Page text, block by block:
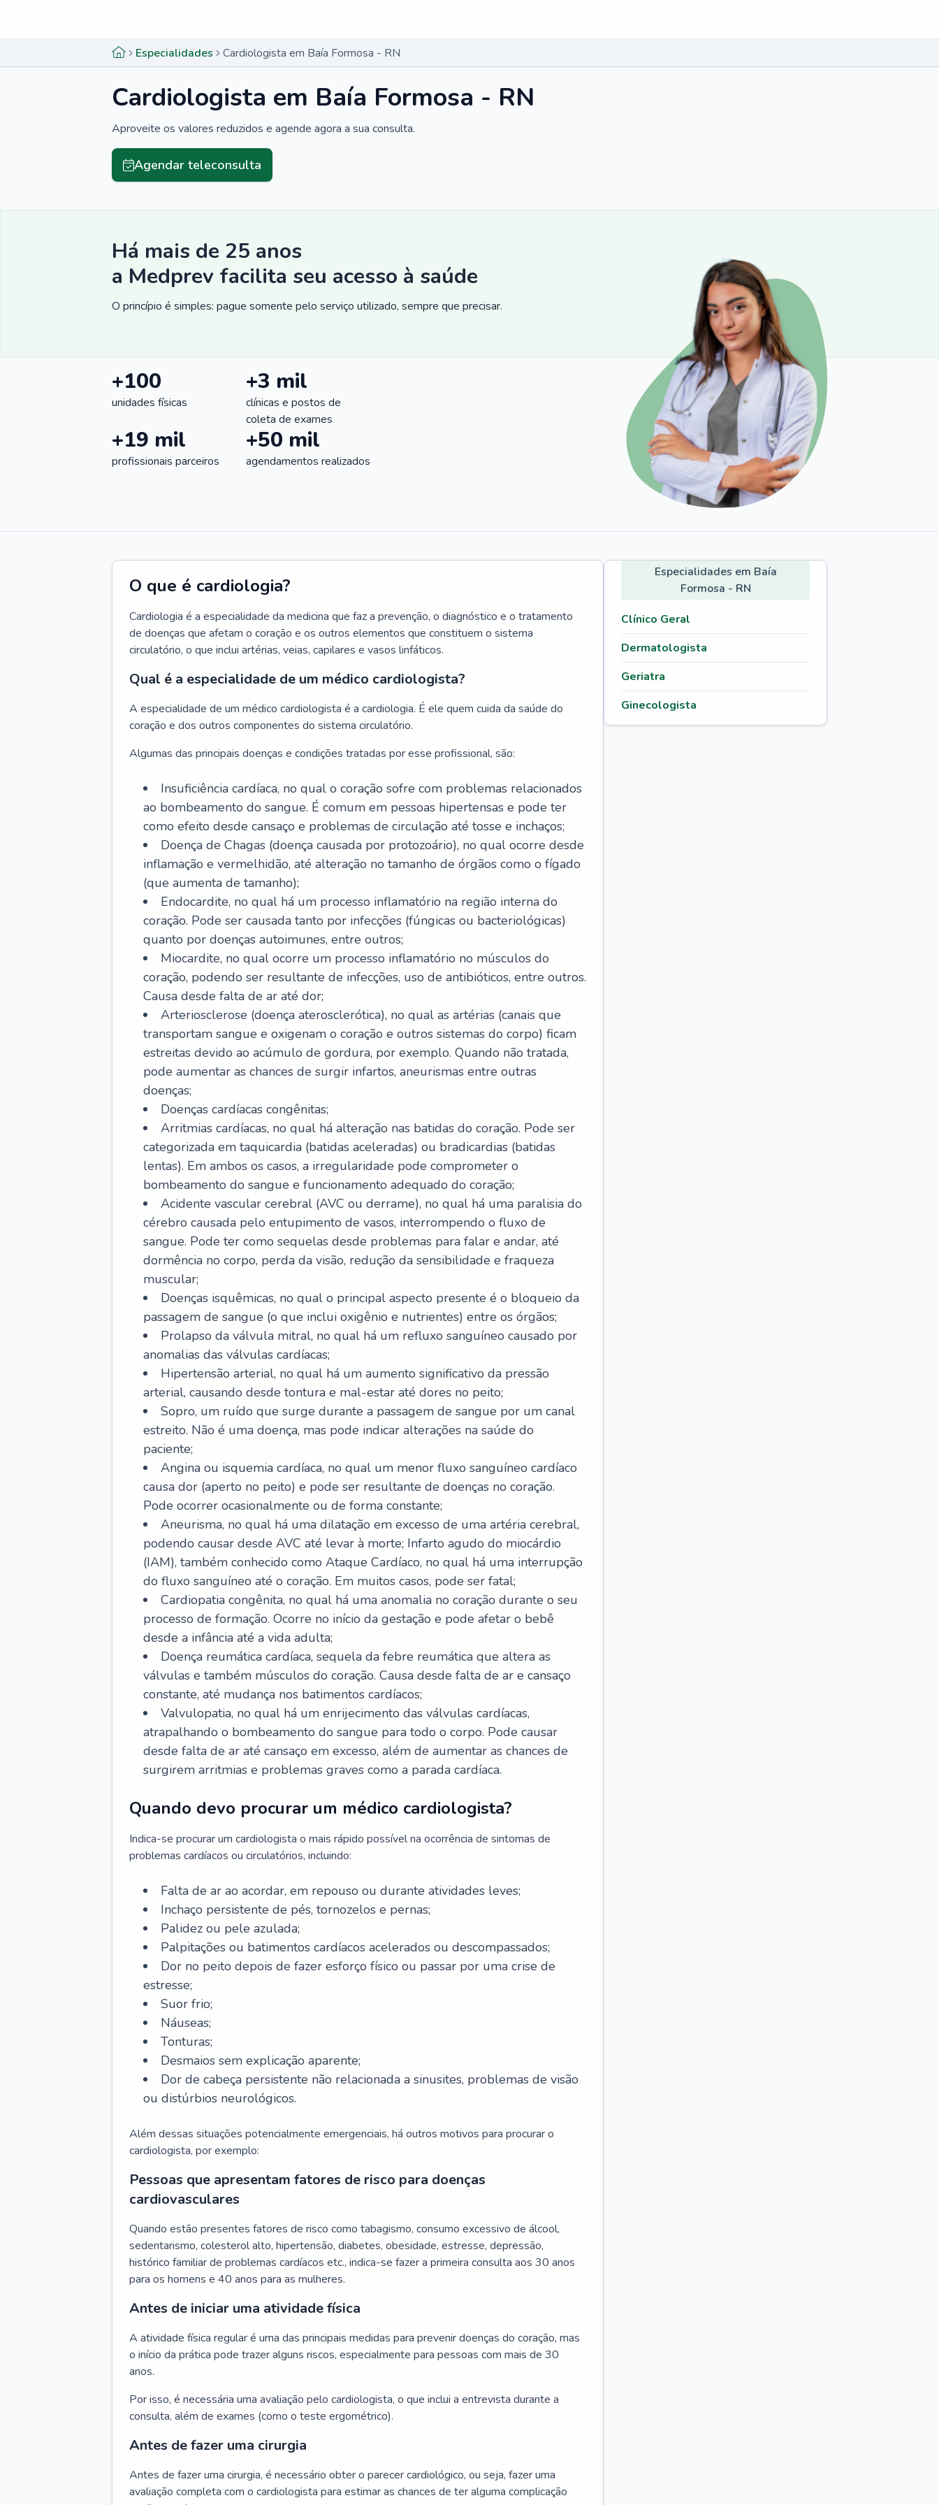
Especialidades Cardiologista em Baía Formosa - RN
Cardiologista em Baía Formosa - RN
Aproveite os valores reduzidos e agende agora a sua consulta.
Agendar teleconsulta
Há mais de 25 anos
a Medprev facilita seu acesso à saúde
O princípio é simples: pague somente pelo serviço utilizado, sempre que precisar.
+100
unidades físicas
+3 mil
clínicas e postos de
coleta de exames
+19 mil
profissionais parceiros
+50 mil
agendamentos realizados
O que é cardiologia?
Cardiologia é a especialidade da medicina que faz a prevenção, o diagnóstico e o tratamento
de doenças que afetam o coração e os outros elementos que constituem o sistema
circulatório, o que inclui artérias, veias, capilares e vasos linfáticos.
Qual é a especialidade de um médico cardiologista?
A especialidade de um médico cardiologista é a cardiologia. É ele quem cuida da saúde do
coração e dos outros componentes do sistema circulatório.
Algumas das principais doenças e condições tratadas por esse profissional, são:
Insuficiência cardíaca, no qual o coração sofre com problemas relacionados
ao bombeamento do sangue. É comum em pessoas hipertensas e pode ter
como efeito desde cansaço e problemas de circulação até tosse e inchaços;
Doença de Chagas (doença causada por protozoário), no qual ocorre desde
inflamação e vermelhidão, até alteração no tamanho de órgãos como o fígado
(que aumenta de tamanho);
Endocardite, no qual há um processo inflamatório na região interna do
coração. Pode ser causada tanto por infecções (fúngicas ou bacteriológicas)
quanto por doenças autoimunes, entre outros;
Miocardite, no qual ocorre um processo inflamatório no músculos do
coração, podendo ser resultante de infecções, uso de antibióticos, entre outros.
Causa desde falta de ar até dor;
Arteriosclerose (doença aterosclerótica), no qual as artérias (canais que
transportam sangue e oxigenam o coração e outros sistemas do corpo) ficam
estreitas devido ao acúmulo de gordura, por exemplo. Quando não tratada,
pode aumentar as chances de surgir infartos, aneurismas entre outras
doenças;
Doenças cardíacas congênitas;
Arritmias cardíacas, no qual há alteração nas batidas do coração. Pode ser
categorizada em taquicardia (batidas aceleradas) ou bradicardias (batidas
lentas). Em ambos os casos, a irregularidade pode comprometer o
bombeamento do sangue e funcionamento adequado do coração;
Acidente vascular cerebral (AVC ou derrame), no qual há uma paralisia do
cérebro causada pelo entupimento de vasos, interrompendo o fluxo de
sangue. Pode ter como sequelas desde problemas para falar e andar, até
dormência no corpo, perda da visão, redução da sensibilidade e fraqueza
muscular;
Doenças isquêmicas, no qual o principal aspecto presente é o bloqueio da
passagem de sangue (o que inclui oxigênio e nutrientes) entre os órgãos;
Prolapso da válvula mitral, no qual há um refluxo sanguíneo causado por
anomalias das válvulas cardíacas;
Hipertensão arterial, no qual há um aumento significativo da pressão
arterial, causando desde tontura e mal-estar até dores no peito;
Sopro, um ruído que surge durante a passagem de sangue por um canal
estreito. Não é uma doença, mas pode indicar alterações na saúde do
paciente;
Angina ou isquemia cardíaca, no qual um menor fluxo sanguíneo cardíaco
causa dor (aperto no peito) e pode ser resultante de doenças no coração.
Pode ocorrer ocasionalmente ou de forma constante;
Aneurisma, no qual há uma dilatação em excesso de uma artéria cerebral,
podendo causar desde AVC até levar à morte; Infarto agudo do miocárdio
(IAM), também conhecido como Ataque Cardíaco, no qual há uma interrupção
do fluxo sanguíneo até o coração. Em muitos casos, pode ser fatal;
Cardiopatia congênita, no qual há uma anomalia no coração durante o seu
processo de formação. Ocorre no início da gestação e pode afetar o bebê
desde a infância até a vida adulta;
Doença reumática cardíaca, sequela da febre reumática que altera as
válvulas e também músculos do coração. Causa desde falta de ar e cansaço
constante, até mudança nos batimentos cardíacos;
Valvulopatia, no qual há um enrijecimento das válvulas cardíacas,
atrapalhando o bombeamento do sangue para todo o corpo. Pode causar
desde falta de ar até cansaço em excesso, além de aumentar as chances de
surgirem arritmias e problemas graves como a parada cardíaca.
Quando devo procurar um médico cardiologista?
Indica-se procurar um cardiologista o mais rápido possível na ocorrência de sintomas de
problemas cardíacos ou circulatórios, incluindo:
Falta de ar ao acordar, em repouso ou durante atividades leves;
Inchaço persistente de pés, tornozelos e pernas;
Palidez ou pele azulada;
Palpitações ou batimentos cardíacos acelerados ou descompassados;
Dor no peito depois de fazer esforço físico ou passar por uma crise de
estresse;
Suor frio;
Náuseas;
Tonturas;
Desmaios sem explicação aparente;
Dor de cabeça persistente não relacionada a sinusites, problemas de visão
ou distúrbios neurológicos.
Além dessas situações potencialmente emergenciais, há outros motivos para procurar o
cardiologista, por exemplo:
Pessoas que apresentam fatores de risco para doenças
cardiovasculares
Quando estão presentes fatores de risco como tabagismo, consumo excessivo de álcool,
sedentarismo, colesterol alto, hipertensão, diabetes, obesidade, estresse, depressão,
histórico familiar de problemas cardíacos etc., indica-se fazer a primeira consulta aos 30 anos
para os homens e 40 anos para as mulheres.
Antes de iniciar uma atividade física
A atividade física regular é uma das principais medidas para prevenir doenças do coração, mas
o início da prática pode trazer alguns riscos, especialmente para pessoas com mais de 30
anos.
Por isso, é necessária uma avaliação pelo cardiologista, o que inclui a entrevista durante a
consulta, além de exames (como o teste ergométrico).
Antes de fazer uma cirurgia
Antes de fazer uma cirurgia, é necessário obter o parecer cardiológico, ou seja, fazer uma
avaliação completa com o cardiologista para estimar as chances de ter alguma complicação
Especialidades em Baía
Formosa - RN
Clínico Geral
Dermatologista
Geriatra
Ginecologista